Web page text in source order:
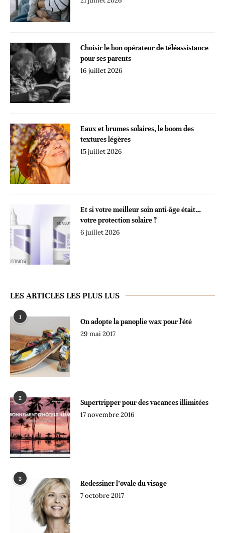
Choisir le bon opérateur de téléassistance
pour ses parents
16 juillet 2026
Eaux et brumes solaires, le boom des
textures légères
15 juillet 2026
Et si votre meilleur soin anti-âge était…
votre protection solaire ?
6 juillet 2026
LES ARTICLES LES PLUS LUS
1
On adopte la panoplie wax pour l'été
29 mai 2017
2
Supertripper pour des vacances illimitées
17 novembre 2016
3
Redessiner l’ovale du visage
7 octobre 2017